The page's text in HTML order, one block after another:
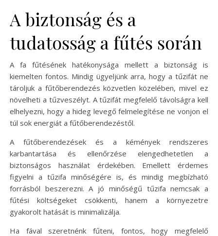
A biztonság és a
tudatosság a fűtés során
A fa fűtésének hatékonysága mellett a biztonság is
kiemelten fontos. Mindig ügyeljünk arra, hogy a tűzifát ne
tároljuk a fűtőberendezés közvetlen közelében, mivel ez
növelheti a tűzveszélyt. A tűzifát megfelelő távolságra kell
elhelyezni, hogy a hideg levegő felmelegítése ne vonjon el
túl sok energiát a fűtőberendezéstől.
A fűtőberendezések és a kémények rendszeres
karbantartása és ellenőrzése elengedhetetlen a
biztonságos használat érdekében. Emellett érdemes
figyelni a tűzifa minőségére is, és mindig megbízható
forrásból beszerezni. A jó minőségű tűzifa nemcsak a
fűtési költségeket csökkenti, hanem a környezetre
gyakorolt hatását is minimalizálja.
Ha fával szeretnénk fűteni, fontos, hogy megfelelő